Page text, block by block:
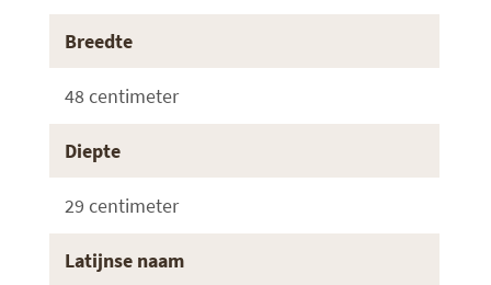
Breedte
48 centimeter
Diepte
29 centimeter
Latijnse naam